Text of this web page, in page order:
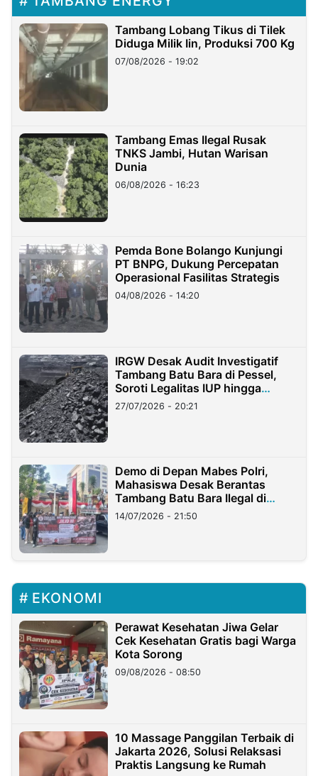
Tambang Lobang Tikus di Tilek
Diduga Milik Iin, Produksi 700 Kg
07/08/2026 - 19:02
Tambang Emas Ilegal Rusak
TNKS Jambi, Hutan Warisan
Dunia
06/08/2026 - 16:23
Pemda Bone Bolango Kunjungi
PT BNPG, Dukung Percepatan
Operasional Fasilitas Strategis
04/08/2026 - 14:20
IRGW Desak Audit Investigatif
Tambang Batu Bara di Pessel,
Soroti Legalitas IUP hingga
Stockpile
27/07/2026 - 20:21
Demo di Depan Mabes Polri,
Mahasiswa Desak Berantas
Tambang Batu Bara Ilegal di
Lampung
14/07/2026 - 21:50
EKONOMI
Perawat Kesehatan Jiwa Gelar
Cek Kesehatan Gratis bagi Warga
Kota Sorong
09/08/2026 - 08:50
10 Massage Panggilan Terbaik di
Jakarta 2026, Solusi Relaksasi
Praktis Langsung ke Rumah